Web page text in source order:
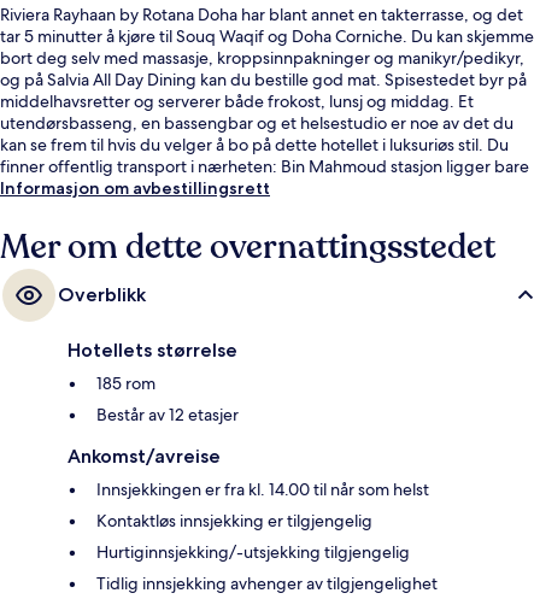
Riviera Rayhaan by Rotana Doha har blant annet en takterrasse, og det
tar 5 minutter å kjøre til Souq Waqif og Doha Corniche. Du kan skjemme
bort deg selv med massasje, kroppsinnpakninger og manikyr/pedikyr,
og på Salvia All Day Dining kan du bestille god mat. Spisestedet byr på
middelhavsretter og serverer både frokost, lunsj og middag. Et
utendørsbasseng, en bassengbar og et helsestudio er noe av det du
kan se frem til hvis du velger å bo på dette hotellet i luksuriøs stil. Du
finner offentlig transport i nærheten: Bin Mahmoud stasjon ligger bare
7 minutter unna til fots.
Informasjon om avbestillingsrett
Mer om dette overnattingsstedet
Overblikk
Hotellets størrelse
185 rom
Består av 12 etasjer
Ankomst/avreise
Innsjekkingen er fra kl. 14.00 til når som helst
Kontaktløs innsjekking er tilgjengelig
Hurtiginnsjekking/-utsjekking tilgjengelig
Tidlig innsjekking avhenger av tilgjengelighet